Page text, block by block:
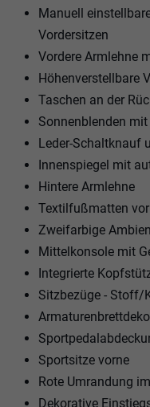
Manuell
Vordersitzen
Vordere Armlehne
Höhenverstellbare
Taschen an der
Sonnenblenden
Leder-Schaltknauf
Innenspiegel mit
Hintere Armlehne
Textilfußmatten
Zweifarbige
Mittelkonsole mit
Integrierte
Sitzbezüge - Stoff/
Sportsitze vorne
Rote Umrandung
Dekorative